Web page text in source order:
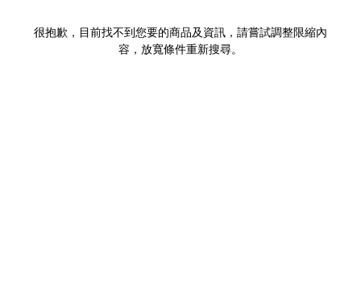
很抱歉，目前找不到您要的商品及資訊，請嘗試調整限縮內
容，放寬條件重新搜尋。